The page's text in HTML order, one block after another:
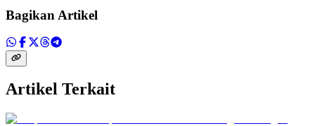
Bagikan Artikel
Artikel Terkait